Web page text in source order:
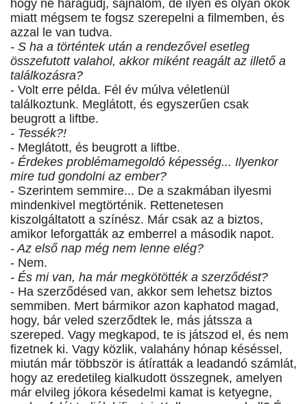
hogy ne haragudj, sajnálom, de ilyen és olyan okok
miatt mégsem te fogsz szerepelni a filmemben, és
azzal le van tudva.
- S ha a történtek után a rendezővel esetleg
összefutott valahol, akkor miként reagált az illető a
találkozásra?
- Volt erre példa. Fél év múlva véletlenül
találkoztunk. Meglátott, és egyszerűen csak
beugrott a liftbe.
- Tessék?!
- Meglátott, és beugrott a liftbe.
- Érdekes problémamegoldó képesség... Ilyenkor
mire tud gondolni az ember?
- Szerintem semmire... De a szakmában ilyesmi
mindenkivel megtörténik. Rettenetesen
kiszolgáltatott a színész. Már csak az a biztos,
amikor leforgatták az emberrel a második napot.
- Az első nap még nem lenne elég?
- Nem.
- És mi van, ha már megkötötték a szerződést?
- Ha szerződésed van, akkor sem lehetsz biztos
semmiben. Mert bármikor azon kaphatod magad,
hogy, bár veled szerződtek le, más játssza a
szereped. Vagy megkapod, te is játszod el, és nem
fizetnek ki. Vagy közlik, valahány hónap késéssel,
miután már többször is átíratták a leadandó számlát,
hogy az eredetileg kialkudott összegnek, amelyen
már elvileg jókora késedelmi kamat is ketyegne,